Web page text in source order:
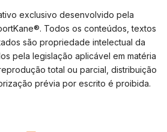
exclusivo desenvolvido pela
Todos os conteúdos, textos
são propriedade intelectual da
pela legislação aplicável em matéria
total ou parcial, distribuição
prévia por escrito é proibida.